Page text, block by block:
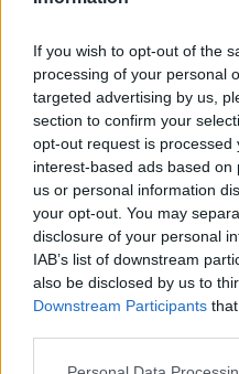
If you wish to opt-out of the
processing of your personal
targeted advertising by us,
section to confirm your
opt-out request is processed
interest-based ads based
us or personal information
your opt-out. You may
disclosure of your personal
IAB’s list of downstream
also be disclosed by us to
Downstream Participants
Repères visuels
Afficher la carte